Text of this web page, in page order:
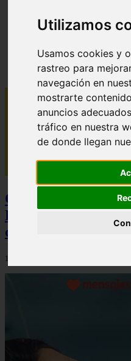
Utilizamos
Usamos cookies y
rastreo para
navegación en
mostrarte
anuncios
tráfico en nuestra
de donde llegan
✓ 40 mensajes de
alegrarán el día
Camisetas NBA
Futbol Baratas: La
de Ahorro y
12/12/2025